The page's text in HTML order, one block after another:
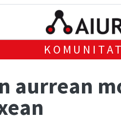
aurrean